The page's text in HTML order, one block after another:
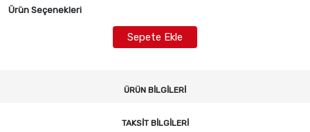
Ürün Seçenekleri
Sepete Ekle
ÜRÜN BILGILERI
TAKSIT BILGILERI